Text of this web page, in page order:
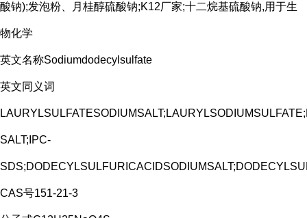
酸钠);发泡粉、月桂醇硫酸钠;K12厂家;十二烷基硫酸钠,用于生
物化学
英文名称Sodiumdodecylsulfate
英文同义词
SALT;IPC-
CAS号151-21-3